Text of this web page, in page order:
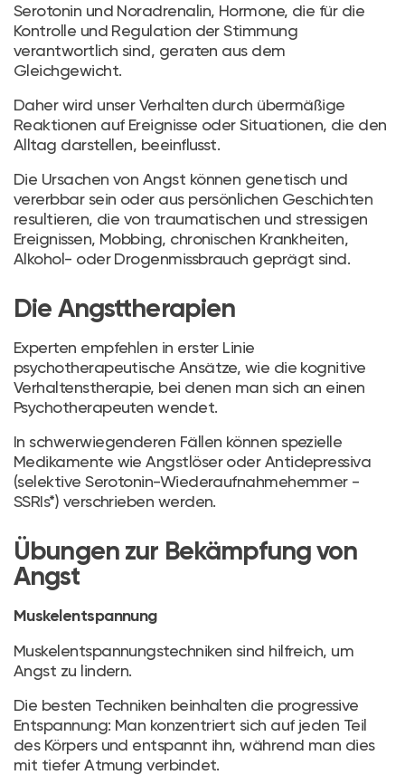
Serotonin und Noradrenalin, Hormone, die für die
Kontrolle und Regulation der Stimmung
verantwortlich sind, geraten aus dem
Gleichgewicht.
Daher wird unser Verhalten durch übermäßige
Reaktionen auf Ereignisse oder Situationen, die den
Alltag darstellen, beeinflusst.
Die Ursachen von Angst können genetisch und
vererbbar sein oder aus persönlichen Geschichten
resultieren, die von traumatischen und stressigen
Ereignissen, Mobbing, chronischen Krankheiten,
Alkohol- oder Drogenmissbrauch geprägt sind.
Die Angsttherapien
Experten empfehlen in erster Linie
psychotherapeutische Ansätze, wie die kognitive
Verhaltenstherapie, bei denen man sich an einen
Psychotherapeuten wendet.
In schwerwiegenderen Fällen können spezielle
Medikamente wie Angstlöser oder Antidepressiva
(selektive Serotonin-Wiederaufnahmehemmer -
SSRIs*) verschrieben werden.
Übungen zur Bekämpfung von
Angst
Muskelentspannung
Muskelentspannungstechniken sind hilfreich, um
Angst zu lindern.
Die besten Techniken beinhalten die progressive
Entspannung: Man konzentriert sich auf jeden Teil
des Körpers und entspannt ihn, während man dies
mit tiefer Atmung verbindet.